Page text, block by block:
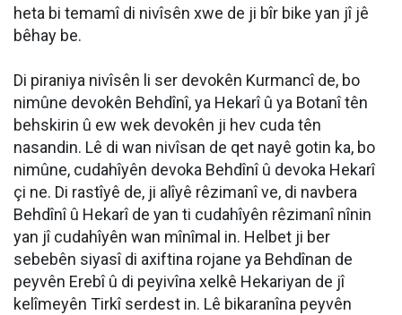
heta bi temamî di nivîsên xwe de ji bîr bike yan jî jê
bêhay be.
Di piraniya nivîsên li ser devokên Kurmancî de, bo
nimûne devokên Behdînî, ya Hekarî û ya Botanî tên
behskirin û ew wek devokên ji hev cuda tên
nasandin. Lê di wan nivîsan de qet nayê gotin ka, bo
nimûne, cudahîyên devoka Behdînî û devoka Hekarî
çi ne. Di rastîyê de, ji alîyê rêzimanî ve, di navbera
Behdînî û Hekarî de yan ti cudahîyên rêzimanî nînin
yan jî cudahîyên wan mînîmal in. Helbet ji ber
sebebên siyasî di axiftina rojane ya Behdînan de
peyvên Erebî û di peyivîna xelkê Hekariyan de jî
kelîmeyên Tirkî serdest in. Lê bikaranîna peyvên